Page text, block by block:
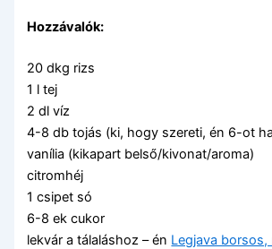
Hozzávalók:
20 dkg rizs
1 l tej
2 dl víz
4-8 db tojás (ki, hogy szereti, én 6-ot
vanília (kikapart belső/kivonat/aroma)
citromhéj
1 csipet só
6-8 ek cukor
lekvár a tálaláshoz – én Legjava borsos,